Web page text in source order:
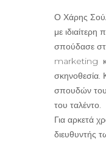
Ο Χάρης
με
σπούδασε
marketing
σκηνοθεσία.
σπουδών
του ταλέντο.
Για αρκετά
διευθυντής